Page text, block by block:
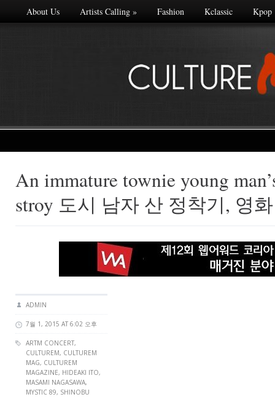
About Us Artists Calling» Fashion Kclassic Kpop
An immature townie young
stroy 도시 남자 산 정착기, 영화
ADMIN
7월 1, 2015 AT 6:02 오후
ARTM CONCERT,
CULTUREM, CULTUREM
MAG, CULTUREM
MAGAZINE, HIDEAKI ITO,
MASAMI NAGASAWA,
MYSTIC 89, SHINOBU
Made with
More Info